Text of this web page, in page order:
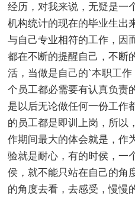
经历，对我来说，无疑是一
机构统计的现在的毕业生出
与自己专业相符的工作，因
都在不断的提醒自己，不断
活，当做是自己的`本职工
个员工都必需要有认真负责
是以后无论做任何一份工作
的员工都是即训上岗，所以
作期间最大的体会就是，作
验就是耐心，有的时侯，一
侯，就不能只站在自己的角
的角度去看，去感受，慢慢